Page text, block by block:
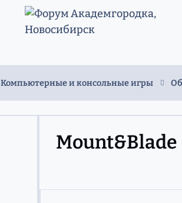
Компьютерные и консольные игры
Mount&Blade